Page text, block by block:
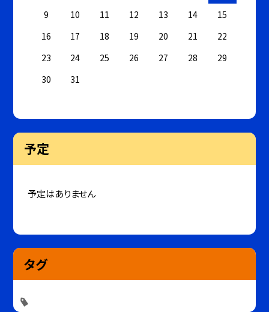
9
10 11 12 13 14
15
16
17 18 19 20 21
22
23
24 25 26 27 28
29
30
31
予定
予定はありません
タグ